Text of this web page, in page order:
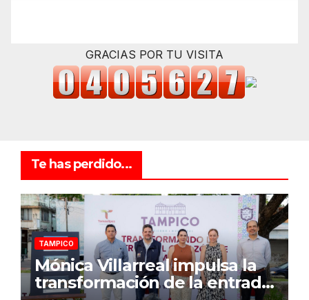
GRACIAS POR TU VISITA
Te has perdido...
TAMPICO
Mónica Villarreal impulsa la
transformación de la entrada